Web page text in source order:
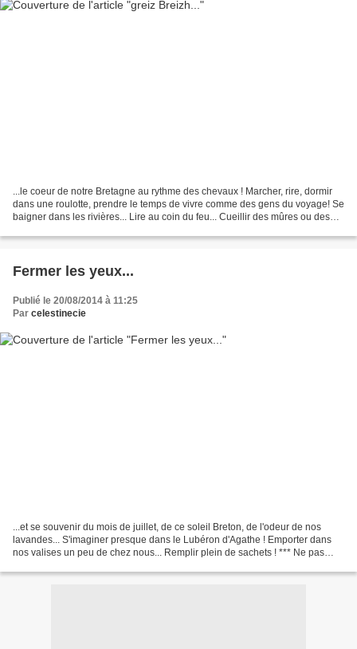
...le coeur de notre Bretagne au rythme des chevaux ! Marcher, rire, dormir
dans une roulotte, prendre le temps de vivre comme des gens du voyage! Se
baigner dans les rivières... Lire au coin du feu... Cueillir des mûres ou des
Fermer les yeux...
Publié le 20/08/2014 à 11:25
Par celestinecie
...et se souvenir du mois de juillet, de ce soleil Breton, de l'odeur de nos
lavandes... S'imaginer presque dans le Lubéron d'Agathe ! Emporter dans
nos valises un peu de chez nous... Remplir plein de sachets ! *** Ne pas